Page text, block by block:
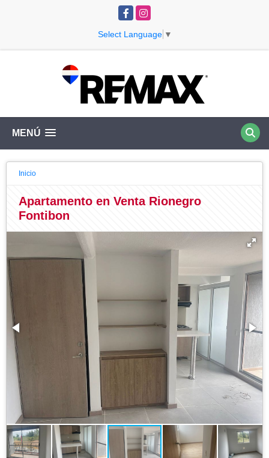
FacebookInstagram
Select Language ▼
MENÚ
Inicio
Apartamento en Venta Rionegro
Fontibon